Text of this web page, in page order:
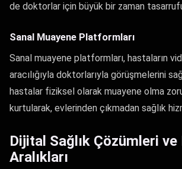
de doktorlar için büyük bir zaman
Sanal Muayene Platformları
Sanal muayene platformları, hastaların
aracılığıyla doktorlarıyla görüşmelerini
hastalar fiziksel olarak muayene olma
kurtularak, evlerinden çıkmadan sağlık
Dijital Sağlık Çözümleri ve
Aralıkları